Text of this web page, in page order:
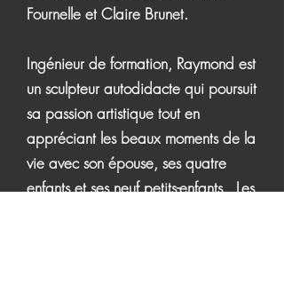
Fournelle et Claire Brunet.
Ingénieur de formation, Raymond est
un sculpteur autodidacte qui poursuit
sa passion artistique tout en
appréciant les beaux moments de la
vie avec son épouse, ses quatre
enfants et ses neuf petits-enfants. Les